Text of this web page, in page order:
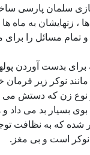
سلمان پارسی
، زنهایشان به ماه
تمام مسائل را
بدست آوردن
نوکر زیر
کرد .از هر نوع زن
اینکه دختر 7 سال به بالا
شده که به نظافت
است و بی مغز.